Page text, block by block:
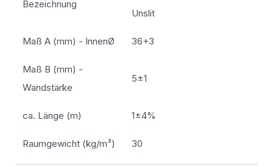
Bezeichnung
Unslit
Maß A (mm) - InnenØ 36+3
Maß B (mm) -
Wandstärke
5±1
ca. Länge (m) 1±4%
Raumgewicht (kg/m³) 30